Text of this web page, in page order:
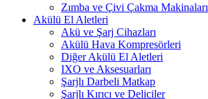
Zımba ve Çivi Çakma Makinaları
Akülü El Aletleri
Akü ve Şarj Cihazları
Akülü Hava Kompresörleri
Diğer Akülü El Aletleri
IXO ve Aksesuarları
Şarjlı Darbeli Matkap
Şarjlı Kırıcı ve Deliciler